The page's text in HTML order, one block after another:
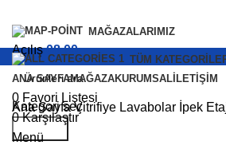
MAĞAZALARIMIZ
Açılış08.00
Kategori seç
Aramak
TÜM
ANA SAYFAMAĞAZAKURUMSAL İLETIŞIM
0 Favori Listesi
0 Karşılaştır
Menü
Ana SayfaVitrifiye Lavabolar İpek